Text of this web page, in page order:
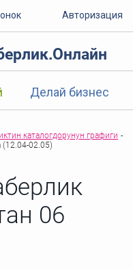
Авторизация
Делай бизнес
каталогдорунун графиги -
(12.04-02.05)
06